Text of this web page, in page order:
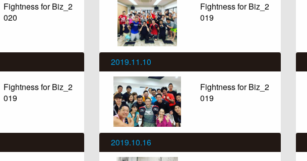
Fightness for Biz_2
020
Fightness for Biz_2
019
Fightness for Biz_2
019
2019.11.10
Fightness for Biz_2
019
2019.10.16